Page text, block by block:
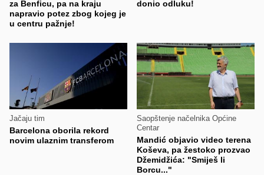
za Benficu, pa na kraju
napravio potez zbog kojeg je
u centru pažnje!
donio odluku!
Jačaju tim
Barcelona oborila rekord
novim ulaznim transferom
Saopštenje načelnika Općine
Centar
Mandić objavio video terena
Koševa, pa žestoko prozvao
Džemidžića: "Smiješ li
Borcu..."